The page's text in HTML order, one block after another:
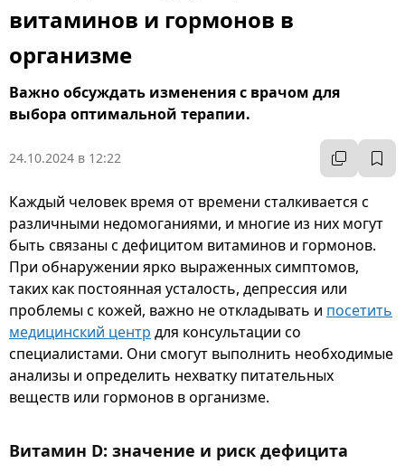
витаминов и гормонов в
организме
Важно обсуждать изменения с врачом для
выбора оптимальной терапии.
24.10.2024 в 12:22
Каждый человек время от времени сталкивается с
различными недомоганиями, и многие из них могут
быть связаны с дефицитом витаминов и гормонов.
При обнаружении ярко выраженных симптомов,
таких как постоянная усталость, депрессия или
проблемы с кожей, важно не откладывать и посетить
медицинский центр для консультации со
специалистами. Они смогут выполнить необходимые
анализы и определить нехватку питательных
веществ или гормонов в организме.
Витамин D: значение и риск дефицита